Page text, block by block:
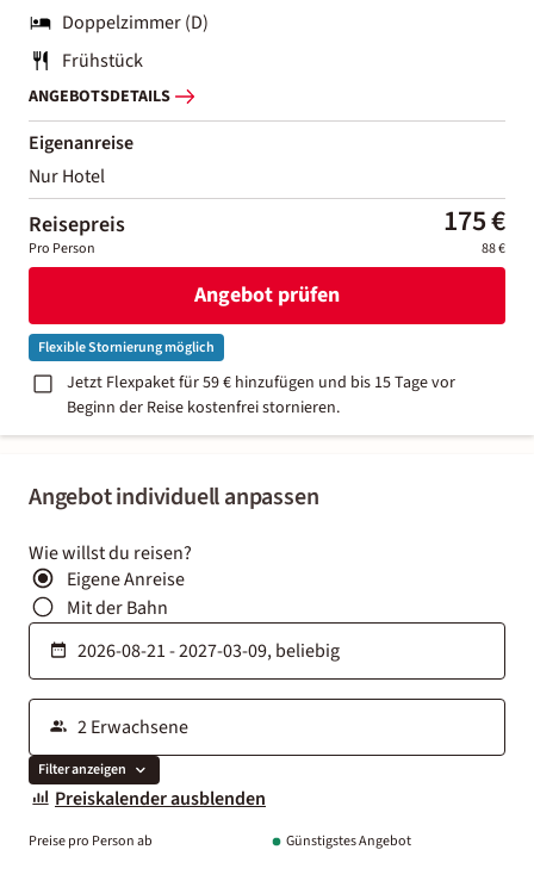
Angebot individuell anpassen
Wie willst du reisen?
Eigene Anreise
Mit der Bahn
Filter anzeigen
Preiskalender ausblenden
Preise pro Person ab Günstigstes Angebot
Doppelzimmer (D)
Frühstück
ANGEBOTSDETAILS
Eigenanreise
Nur Hotel
Reisepreis 175 €
Pro Person 88 €
Angebot prüfen
Flexible Stornierung möglich
Jetzt Flexpaket für 59 € hinzufügen und bis 15 Tage vor
Beginn der Reise kostenfrei stornieren.